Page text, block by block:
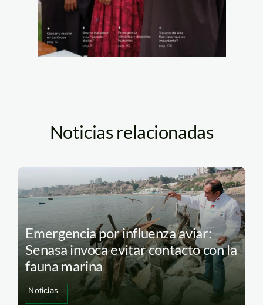
Noticias relacionadas
Emergencia por influenza aviar:
Senasa invoca evitar contacto con la
fauna marina
Noticias